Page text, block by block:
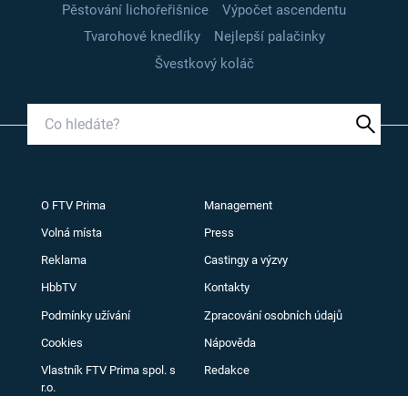
Pěstování lichořeřišnice
Výpočet ascendentu
Tvarohové knedlíky
Nejlepší palačinky
Švestkový koláč
O FTV Prima Management
Volná místa Press
Reklama Castingy a výzvy
HbbTV Kontakty
Podmínky užívání Zpracování osobních údajů
Cookies Nápověda
Vlastník FTV Prima spol. s
r.o.
Redakce